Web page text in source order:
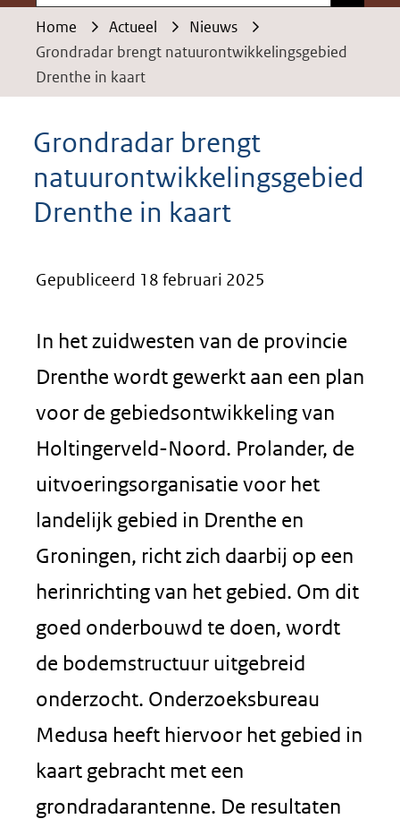
Home Actueel
Nieuws
Grondradar brengt natuurontwikkelingsgebied
Drenthe in kaart
Grondradar brengt
natuurontwikkelingsgebied
Drenthe in kaart
Gepubliceerd 18 februari 2025
In het zuidwesten van de provincie
Drenthe wordt gewerkt aan een plan
voor de gebiedsontwikkeling van
Holtingerveld-Noord. Prolander, de
uitvoeringsorganisatie voor het
landelijk gebied in Drenthe en
Groningen, richt zich daarbij op een
herinrichting van het gebied. Om dit
goed onderbouwd te doen, wordt
de bodemstructuur uitgebreid
onderzocht. Onderzoeksbureau
Medusa heeft hiervoor het gebied in
kaart gebracht met een
grondradarantenne. De resultaten